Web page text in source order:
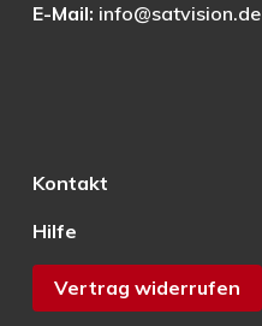
E-Mail: info@satvision.de
Kontakt
Hilfe
Vertrag widerrufen